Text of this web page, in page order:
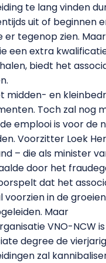
te lang vinden
uit of beginnen
er tegenop zien.
een extra
biedt het
midden- en
Toch zal nog
emplooi is voor de
Voorzitter Loek
– die als minister
door het
dat het
voorzien in de
Maar
VNO-NCW
degree de
zal